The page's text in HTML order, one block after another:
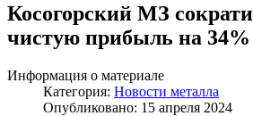
Косогорский МЗ
чистую прибыль на 34%
Информация о материале
Категория: Новости металла
Опубликовано: 15 апреля 2024